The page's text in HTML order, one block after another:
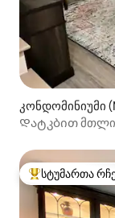
კონდომინიუმი
Დატკბით
სტუმართა
სტუმართა